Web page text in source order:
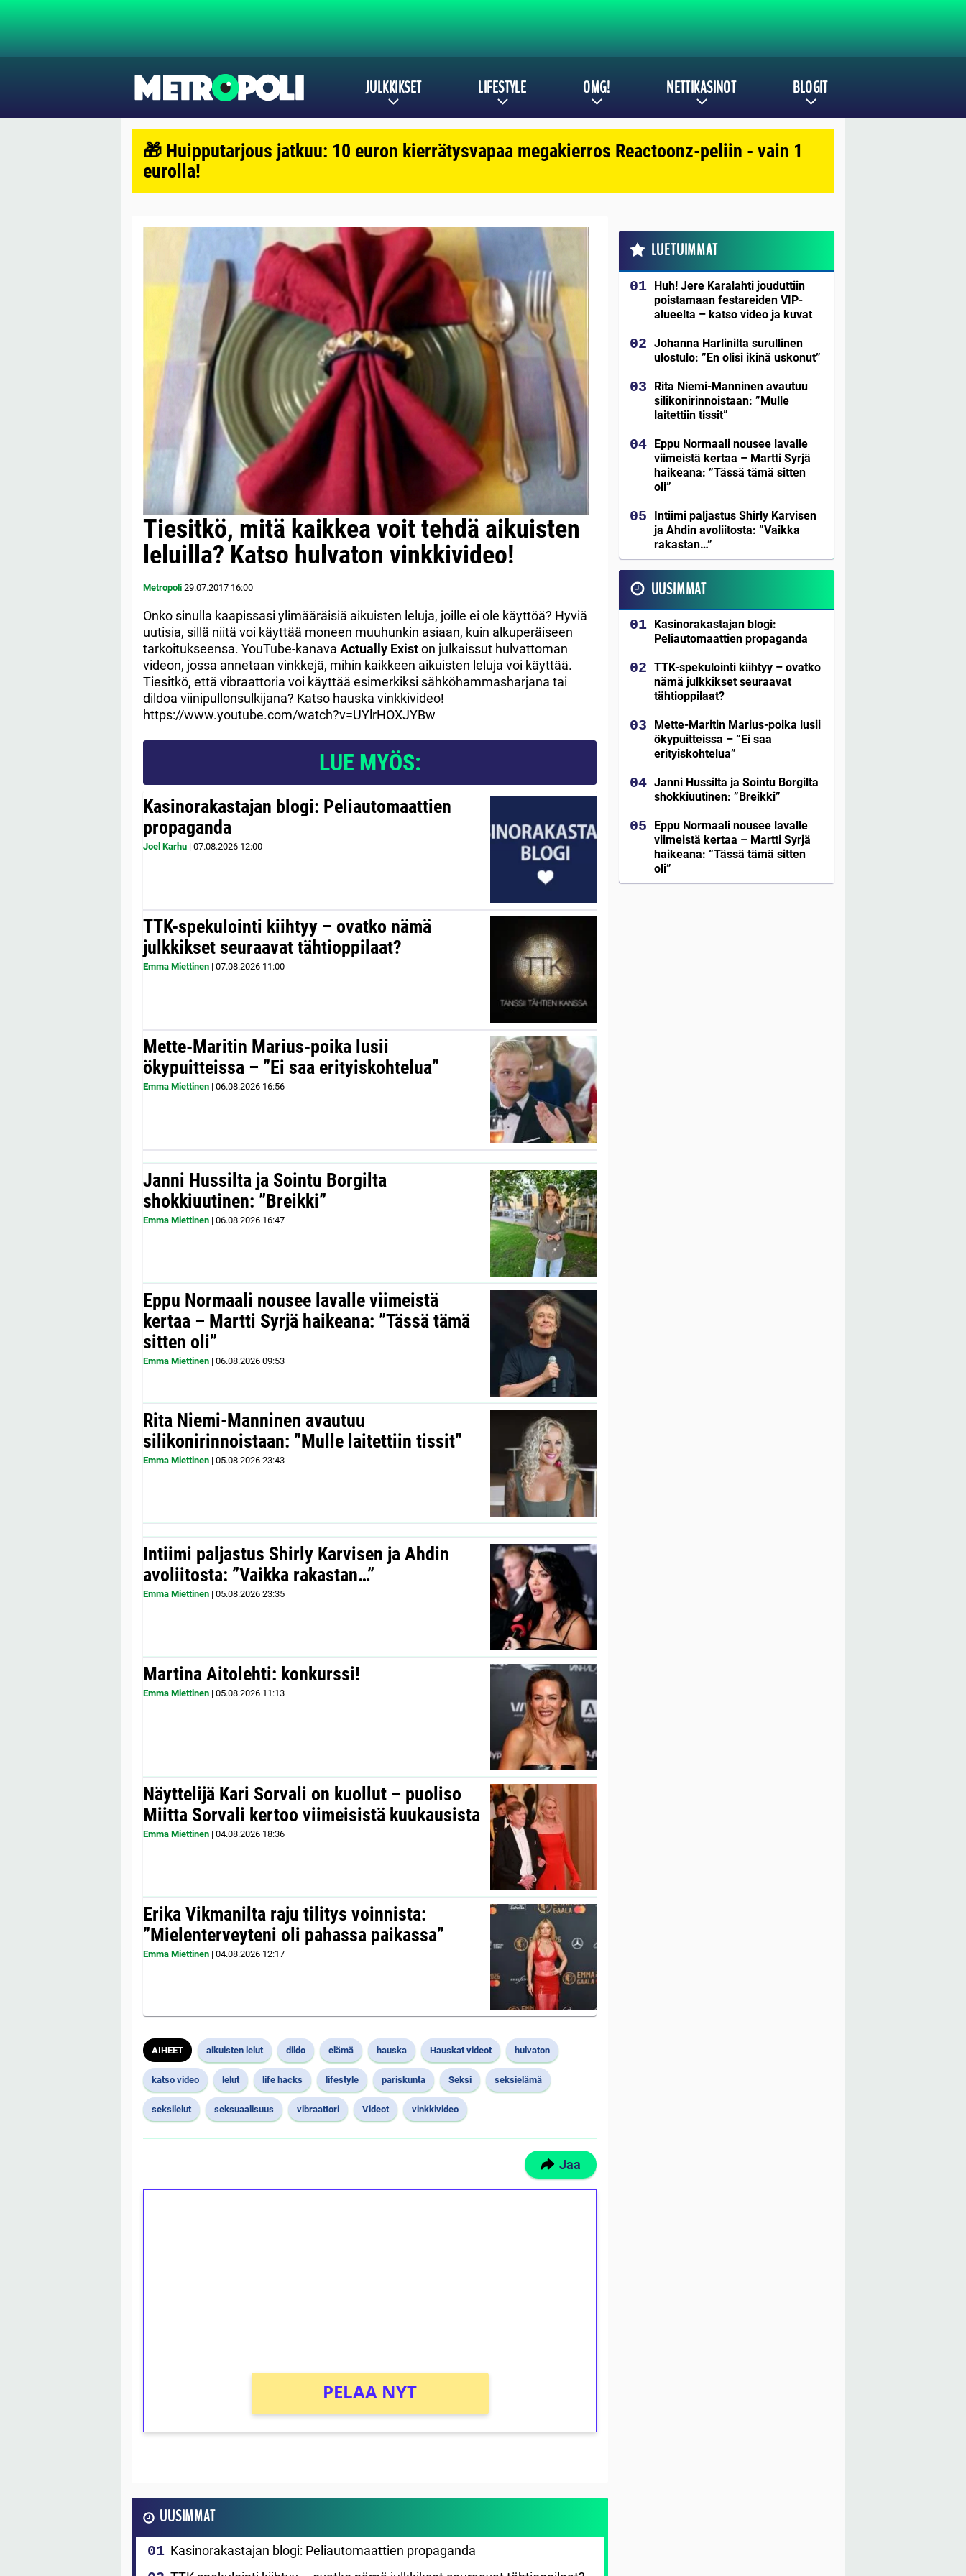
JULKKIKSET LIFESTYLE OMG! NETTIKASINOT BLOGIT
🎁 Huipputarjous jatkuu: 10 euron kierrätysvapaa megakierros Reactoonz-peliin - vain 1
eurolla!
Tiesitkö, mitä kaikkea voit tehdä aikuisten
leluilla? Katso hulvaton vinkkivideo!
Metropoli 29.07.2017 16:00
Onko sinulla kaapissasi ylimääräisiä aikuisten leluja, joille ei ole käyttöä? Hyviä
uutisia, sillä niitä voi käyttää moneen muuhunkin asiaan, kuin alkuperäiseen
tarkoitukseensa. YouTube-kanava Actually Existon julkaissut hulvattoman
videon, jossa annetaan vinkkejä, mihin kaikkeen aikuisten leluja voi käyttää.
Tiesitkö, että vibraattoria voi käyttää esimerkiksi sähköhammasharjana tai
dildoa viinipullonsulkijana? Katso hauska vinkkivideo!
https://www.youtube.com/watch?v=UYlrHOXJYBw
LUE MYÖS:
Kasinorakastajan blogi: Peliautomaattien
propaganda
Joel Karhu | 07.08.2026 12:00
TTK-spekulointi kiihtyy – ovatko nämä
julkkikset seuraavat tähtioppilaat?
Emma Miettinen | 07.08.2026 11:00
Mette-Maritin Marius-poika lusii
ökypuitteissa – ”Ei saa erityiskohtelua”
Emma Miettinen | 06.08.2026 16:56
Janni Hussilta ja Sointu Borgilta
shokkiuutinen: ”Breikki”
Emma Miettinen | 06.08.2026 16:47
Eppu Normaali nousee lavalle viimeistä
kertaa – Martti Syrjä haikeana: ”Tässä tämä
sitten oli”
Emma Miettinen | 06.08.2026 09:53
Rita Niemi-Manninen avautuu
silikonirinnoistaan: ”Mulle laitettiin tissit”
Emma Miettinen | 05.08.2026 23:43
Intiimi paljastus Shirly Karvisen ja Ahdin
avoliitosta: ”Vaikka rakastan…”
Emma Miettinen | 05.08.2026 23:35
Martina Aitolehti: konkurssi!
Emma Miettinen | 05.08.2026 11:13
Näyttelijä Kari Sorvali on kuollut – puoliso
Miitta Sorvali kertoo viimeisistä kuukausista
Emma Miettinen | 04.08.2026 18:36
Erika Vikmanilta raju tilitys voinnista:
”Mielenterveyteni oli pahassa paikassa”
Emma Miettinen | 04.08.2026 12:17
AIHEET aikuisten lelut dildo elämä hauska Hauskat videot hulvaton
katso video lelut life hacks lifestyle pariskunta Seksi seksielämä
seksilelut seksuaalisuus vibraattori Videot vinkkivideo
Jaa
PELAA NYT
UUSIMMAT
Kasinorakastajan blogi: Peliautomaattien propaganda
LUETUIMMAT
Huh! Jere Karalahti jouduttiin
poistamaan festareiden VIP-
alueelta – katso video ja kuvat
Johanna Harlinilta surullinen
ulostulo: ”En olisi ikinä uskonut”
Rita Niemi-Manninen avautuu
silikonirinnoistaan: ”Mulle
laitettiin tissit”
Eppu Normaali nousee lavalle
viimeistä kertaa – Martti Syrjä
haikeana: ”Tässä tämä sitten
oli”
Intiimi paljastus Shirly Karvisen
ja Ahdin avoliitosta: ”Vaikka
rakastan…”
UUSIMMAT
Kasinorakastajan blogi:
Peliautomaattien propaganda
TTK-spekulointi kiihtyy – ovatko
nämä julkkikset seuraavat
tähtioppilaat?
Mette-Maritin Marius-poika lusii
ökypuitteissa – ”Ei saa
erityiskohtelua”
Janni Hussilta ja Sointu Borgilta
shokkiuutinen: ”Breikki”
Eppu Normaali nousee lavalle
viimeistä kertaa – Martti Syrjä
haikeana: ”Tässä tämä sitten
oli”